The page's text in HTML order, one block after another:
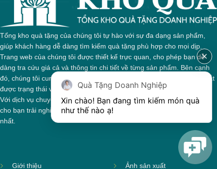
Tổng kho quà tặng của chúng tôi tự hào với sự đa dạng sản phẩm,
giúp khách hàng dễ dàng tìm kiếm quà tặng phù hợp cho mọi dịp.
Trang web của chúng tôi được thiết kế trực quan, cho phép bạn dễ
dàng tra cứu giá cả và thông tin chi tiết về từng sản phẩm. Bên cạnh
đó, chúng tôi cung cấp hệ thống theo dõi đơn hàng, giúp bạn nắm bắt
được trạng thái và giai đoạn xử lý của đơn hàng một cách thuận tiện.
Với dịch vụ chuyên nghiệp và tận tâm, chúng tôi cam kết mang đến
cho bạn trải nghiệm mua sắm tuyệt vời và những món quà ý nghĩa
nhất.
Giới thiệu Ảnh sản xuất
Quà Tặng Doanh Nghiệp
Xin chào! Bạn đang tìm kiếm món quà
như thế nào ạ!